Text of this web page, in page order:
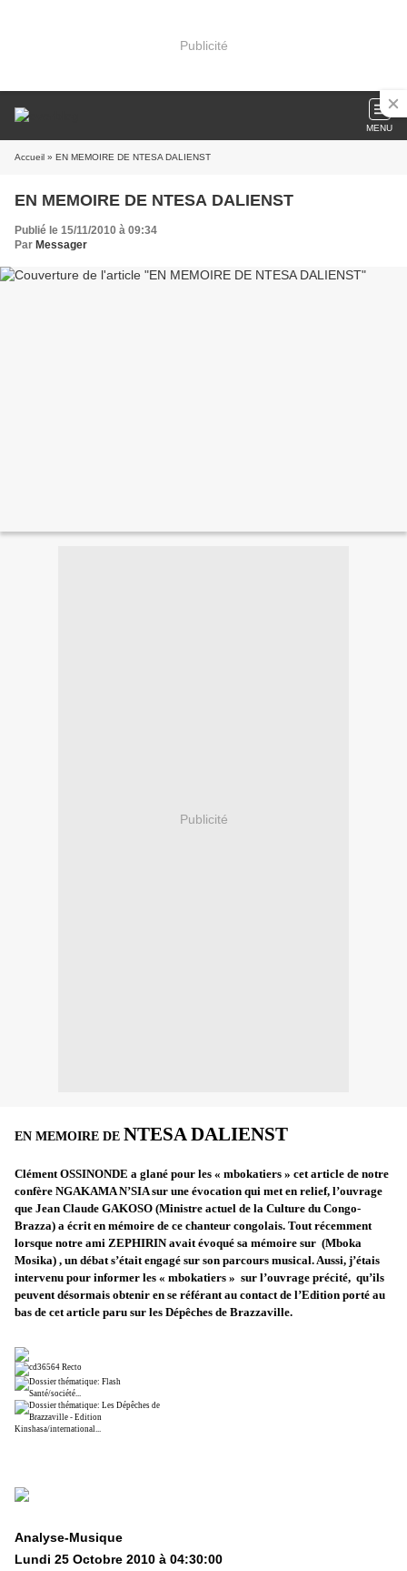
Publicité
MENU
Accueil » EN MEMOIRE DE NTESA DALIENST
EN MEMOIRE DE NTESA DALIENST
Publié le 15/11/2010 à 09:34
Par Messager
Publicité
EN MEMOIRE DE NTESA DALIENST
Clément OSSINONDE a glané pour les « mbokatiers » cet article de notre
confère NGAKAMA N’SIA sur une évocation qui met en relief, l’ouvrage
que Jean Claude GAKOSO (Ministre actuel de la Culture du Congo-
Brazza) a écrit en mémoire de ce chanteur congolais. Tout récemment
lorsque notre ami ZEPHIRIN avait évoqué sa mémoire sur (Mboka
Mosika) , un débat s’était engagé sur son parcours musical. Aussi, j’étais
intervenu pour informer les « mbokatiers » sur l’ouvrage précité, qu’ils
peuvent désormais obtenir en se référant au contact de l’Edition porté au
bas de cet article paru sur les Dépêches de Brazzaville.
Analyse-Musique
Lundi 25 Octobre 2010 à 04:30:00